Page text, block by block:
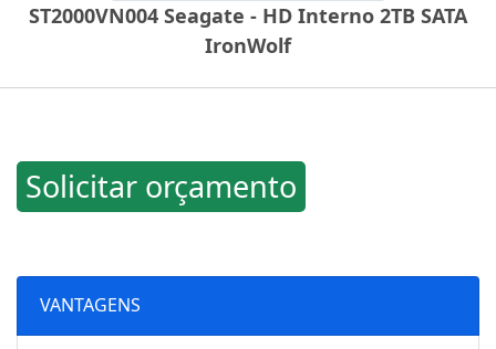
ST2000VN004 Seagate - HD Interno 2TB SATA
IronWolf
Solicitar orçamento
VANTAGENS